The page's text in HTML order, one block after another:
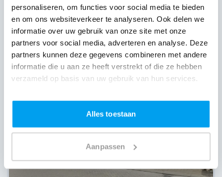
personaliseren, om functies voor social media te bieden
en om ons websiteverkeer te analyseren. Ook delen we
informatie over uw gebruik van onze site met onze
partners voor social media, adverteren en analyse. Deze
partners kunnen deze gegevens combineren met andere
informatie die u aan ze heeft verstrekt of die ze hebben
verzameld op basis van uw gebruik van hun services.
Alles toestaan
Aanpassen
Wij zijn partner van 100-en feestlocaties
Lees reviews van onze DJ's op jouw locatie